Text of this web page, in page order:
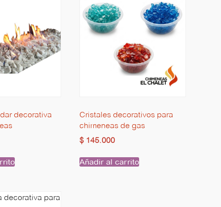
decorativa
Cristales decorativos para
chimeneas de gas
$ 145.000
Añadir al carrito